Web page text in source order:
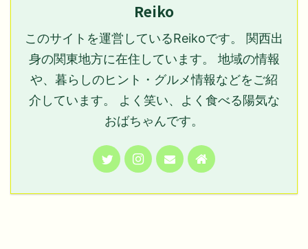
Reiko
このサイトを運営しているReikoです。 関西出
身の関東地方に在住しています。 地域の情報
や、暮らしのヒント・グルメ情報などをご紹
介しています。 よく笑い、よく食べる陽気な
おばちゃんです。